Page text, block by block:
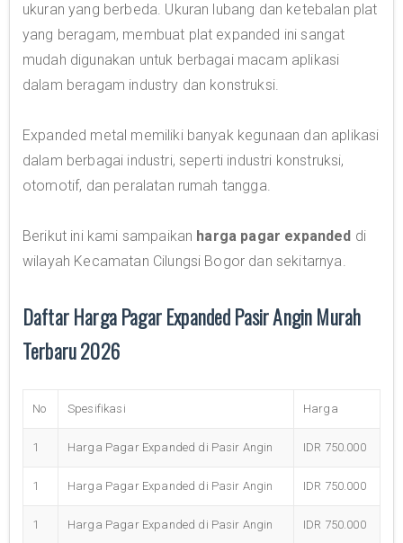
ukuran yang berbeda. Ukuran lubang dan ketebalan plat
yang beragam, membuat plat expanded ini sangat
mudah digunakan untuk berbagai macam aplikasi
dalam beragam industry dan konstruksi.
Expanded metal memiliki banyak kegunaan dan aplikasi
dalam berbagai industri, seperti industri konstruksi,
otomotif, dan peralatan rumah tangga.
Berikut ini kami sampaikan harga pagar expanded di
wilayah Kecamatan Cilungsi Bogor dan sekitarnya.
Daftar Harga Pagar Expanded Pasir Angin Murah
Terbaru 2026
No Spesifikasi Harga
1 Harga Pagar Expanded di Pasir Angin IDR 750.000
1 Harga Pagar Expanded di Pasir Angin IDR 750.000
1 Harga Pagar Expanded di Pasir Angin IDR 750.000